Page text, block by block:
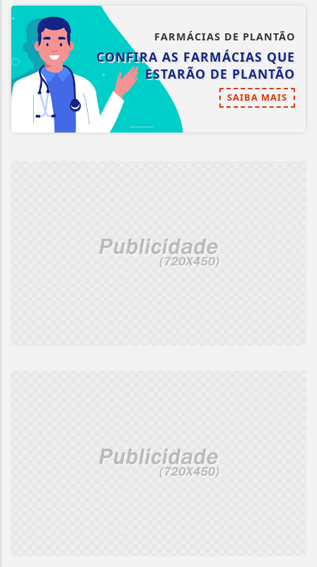
FARMÁCIAS DE PLANTÃO
CONFIRA AS FARMÁCIAS QUE
ESTARÃO DE PLANTÃO
SAIBA MAIS